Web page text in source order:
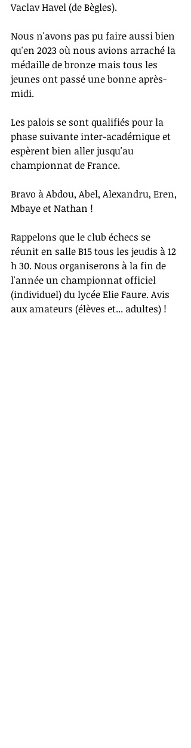
Vaclav Havel (de Bègles).
Nous n'avons pas pu faire aussi bien
qu'en 2023 où nous avions arraché la
médaille de bronze mais tous les
jeunes ont passé une bonne après-
midi.
Les palois se sont qualifiés pour la
phase suivante inter-académique et
espèrent bien aller jusqu'au
championnat de France.
Bravo à Abdou, Abel, Alexandru, Eren,
Mbaye et Nathan !
Rappelons que le club échecs se
réunit en salle B15 tous les jeudis à 12
h 30. Nous organiserons à la fin de
l'année un championnat officiel
(individuel) du lycée Elie Faure. Avis
aux amateurs (élèves et... adultes) !